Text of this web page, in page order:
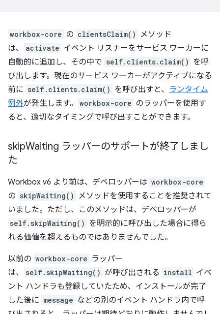
workbox-core の clientsClaim()
メソッド
は、
activate イベント リスナーをサービス ワーカーに
自動的に追加し、その中で self.clients.claim() を呼
び出します。現在のサービス ワーカーがアクティブになる
前に self.clients.claim() を呼び出すと、 ランタイム
例外が発生します。 workbox-core のラッパーを使用す
ると、適切なタイミングで呼び出すことができます。
skipWaiting ラッパーのサポートが終了しまし
た
Workbox v6 より前は、デベロッパーは workbox-core
の skipWaiting()
メソッドを使用することを推奨されて
いました。ただし、このメソッドは、デベロッパーが
self.skipWaiting() を明示的に呼び出した場合に得ら
れる価値を超えるものではありませんでした。
以前の workbox-core ラッパー
は、
self.skipWaiting() が呼び出される install イベ
ント ハンドラも登録していたため、インストールが完了
した後に message などの別のイベント ハンドラ内で呼